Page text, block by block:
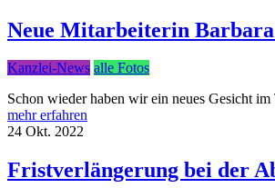
Neue Mitarbeiterin
Kanzlei-News alle Fotos
Schon wieder haben wir ein neues Gesicht
mehr erfahren
24 Okt. 2022
Fristverlängerung bei der